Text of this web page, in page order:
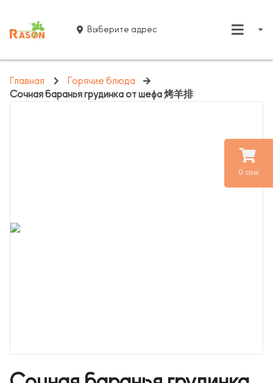
0 сом.
Выберите адрес
Главная
Горячие блюда
Сочная баранья грудинка от шефа 烤羊排